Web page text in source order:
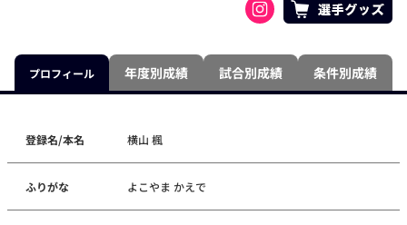
プロフィール 年度別成績 試合別成績 条件別成績
登録名/本名 横山 楓
ふりがな よこやま かえで